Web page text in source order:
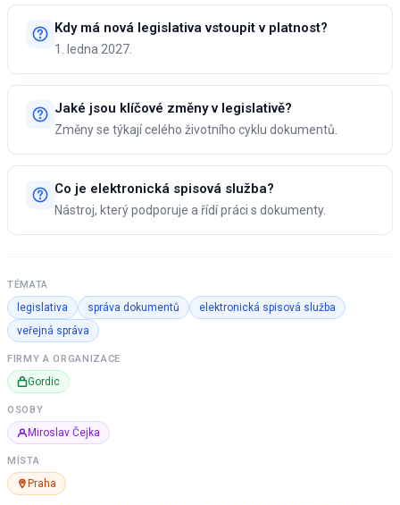
Kdy má nová legislativa vstoupit v platnost?
1. ledna 2027.
Jaké jsou klíčové změny v legislativě?
Změny se týkají celého životního cyklu dokumentů.
Co je elektronická spisová služba?
Nástroj, který podporuje a řídí práci s dokumenty.
TÉMATA
legislativa správa dokumentů
elektronická spisová služba
veřejná správa
FIRMY A ORGANIZACE
Gordic
OSOBY
Miroslav Čejka
MÍSTA
Praha